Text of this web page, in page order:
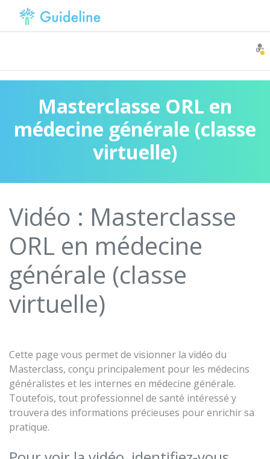
Masterclasse ORL en
médecine générale (classe
virtuelle)
Vidéo : Masterclasse
ORL en médecine
générale (classe
virtuelle)
Cette page vous permet de visionner la vidéo du
Masterclass, conçu principalement pour les médecins
généralistes et les internes en médecine générale.
Toutefois, tout professionnel de santé intéressé y
trouvera des informations précieuses pour enrichir sa
pratique.